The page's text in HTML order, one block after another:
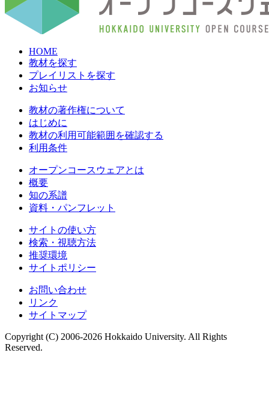
HOME
教材を探す
プレイリストを探す
お知らせ
教材の著作権について
はじめに
教材の利用可能範囲を確認する
利用条件
オープンコースウェアとは
概要
知の系譜
資料・パンフレット
サイトの使い方
検索・視聴方法
推奨環境
サイトポリシー
お問い合わせ
リンク
サイトマップ
Copyright (C) 2006-2026 Hokkaido University. All Rights
Reserved.